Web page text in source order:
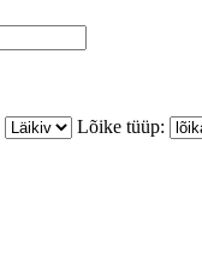
Lõike tüüp: